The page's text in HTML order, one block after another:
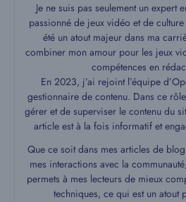
Je ne suis pas seulement un expert
passionné de jeux vidéo et de
été un atout majeur dans ma
combiner mon amour pour les jeux
compétences en
En 2023, j’ai rejoint l’équipe
gestionnaire de contenu. Dans ce
gérer et de superviser le contenu du
article est à la fois informatif et
Que ce soit dans mes articles de
mes interactions avec la
permets à mes lecteurs de mieux
techniques, ce qui est un atout